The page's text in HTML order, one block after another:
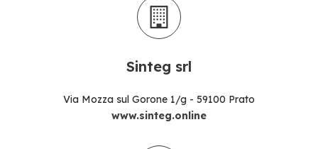
Sinteg srl
Via Mozza sul Gorone 1/g - 59100 Prato
www.sinteg.online